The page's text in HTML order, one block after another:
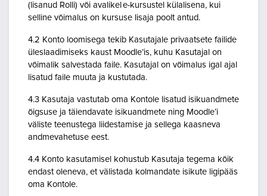
(lisanud Rolli) või avalikel e-kursustel külalisena, kui
selline võimalus on kursuse lisaja poolt antud.
4.2 Konto loomisega tekib Kasutajale privaatsete failide
üleslaadimiseks kaust Moodle’is, kuhu Kasutajal on
võimalik salvestada faile. Kasutajal on võimalus igal ajal
lisatud faile muuta ja kustutada.
4.3 Kasutaja vastutab oma Kontole lisatud isikuandmete
õigsuse ja täiendavate isikuandmete ning Moodle’i
väliste teenustega liidestamise ja sellega kaasneva
andmevahetuse eest.
4.4 Konto kasutamisel kohustub Kasutaja tegema kõik
endast oleneva, et välistada kolmandate isikute ligipääs
oma Kontole.